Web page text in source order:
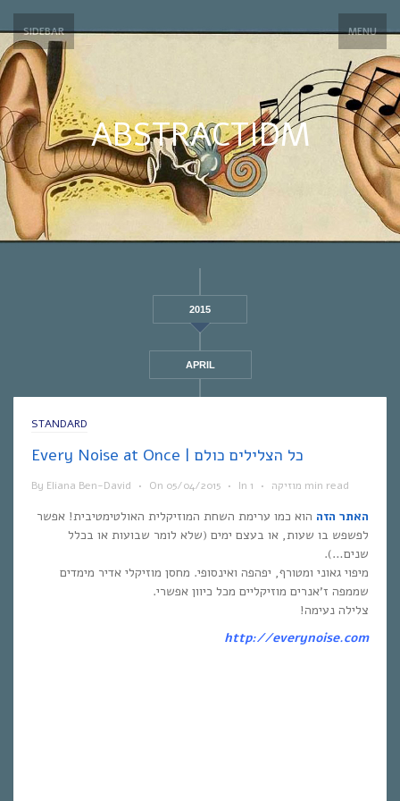
SIDEBAR MENU
ABSTRACTIDM
2015
APRIL
STANDARD
Every Noise at Once | כל הצלילים כולם
By Eliana Ben-David • On 05/04/2015 • In מוזיקה • 1 min read
האתר הזה הוא כמו ערימת השחת המוזיקלית האולטימטיבית! אפשר
לפשפש בו שעות, או בעצם ימים (שלא לומר שבועות או בכלל
שנים…).
מיפוי גאוני ומטורף, יפהפה ואינסופי. מחסן מוזיקלי אדיר מימדים
שממפה ז’אנרים מוזיקליים מכל כיוון אפשרי.
צלילה נעימה!
http://everynoise.com